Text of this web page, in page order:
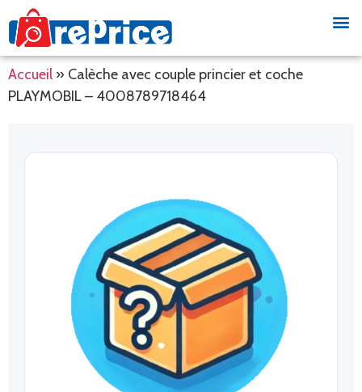
Accueil » Calèche avec couple princier et coche
PLAYMOBIL – 4008789718464